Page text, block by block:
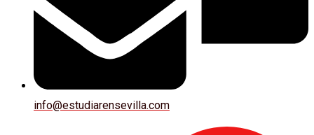
info@estudiarensevilla.com